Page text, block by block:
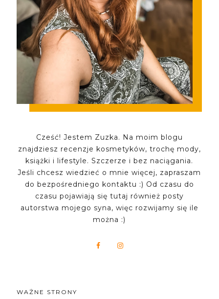
Cześć! Jestem Zuzka. Na moim blogu
znajdziesz recenzje kosmetyków, trochę mody,
książki i lifestyle. Szczerze i bez naciągania.
Jeśli chcesz wiedzieć o mnie więcej, zapraszam
do bezpośredniego kontaktu :) Od czasu do
czasu pojawiają się tutaj również posty
autorstwa mojego syna, więc rozwijamy się ile
można :)
WAŻNE STRONY